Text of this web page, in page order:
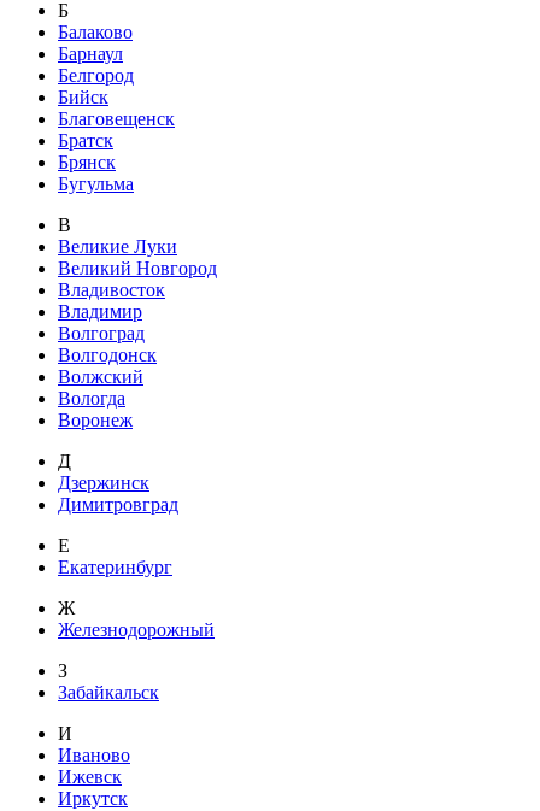
Б
Балаково
Барнаул
Белгород
Бийск
Благовещенск
Братск
Брянск
Бугульма
В
Великие Луки
Великий Новгород
Владивосток
Владимир
Волгоград
Волгодонск
Волжский
Вологда
Воронеж
Д
Дзержинск
Димитровград
Е
Екатеринбург
Ж
Железнодорожный
З
Забайкальск
И
Иваново
Ижевск
Иркутск